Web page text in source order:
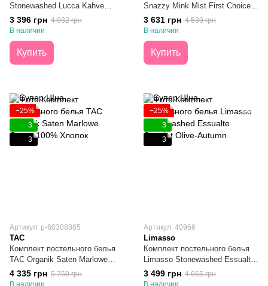
Stonewashed Lucca Kahve
Вареный Хлопок Евро
3 396 грн 4 932 грн
В наличии
Купить
Snazzy Mink Mist First Сhoice
Сатин Люкс 100% Хлопок Евро
3 631 грн 4 539 грн
В наличии
Купить
−25%
3
3
Артикул: р-60308885
TAC
Комплект постельного белья
TAC Organik Saten Marlowe
Сатин 100% Хлопок Евро
4 335 грн 5 750 грн
В наличии
−25%
3
3
Артикул: 40966
Limasso
Комплект постельного белья
Limasso Stonewashed Essualte
Capulet Olive-Autumn Евро
3 499 грн 4 665 грн
В наличии